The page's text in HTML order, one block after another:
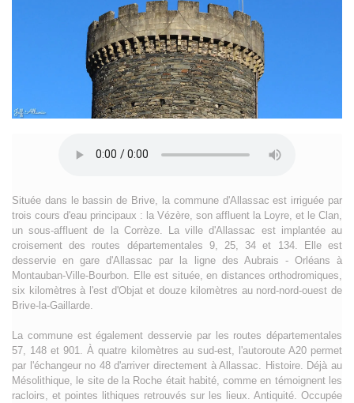
Située dans le bassin de Brive, la commune d'Allassac est irriguée par
trois cours d'eau principaux : la Vézère, son affluent la Loyre, et le Clan,
un sous-affluent de la Corrèze. La ville d'Allassac est implantée au
croisement des routes départementales 9, 25, 34 et 134. Elle est
desservie en gare d'Allassac par la ligne des Aubrais - Orléans à
Montauban-Ville-Bourbon. Elle est située, en distances orthodromiques,
six kilomètres à l'est d'Objat et douze kilomètres au nord-nord-ouest de
Brive-la-Gaillarde.
La commune est également desservie par les routes départementales
57, 148 et 901. À quatre kilomètres au sud-est, l'autoroute A20 permet
par l'échangeur no 48 d'arriver directement à Allassac. Histoire. Déjà au
Mésolithique, le site de la Roche était habité, comme en témoignent les
racloirs, et pointes lithiques retrouvés sur les lieux. Antiquité. Occupée